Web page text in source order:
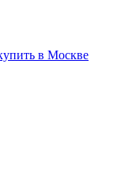
в Москве